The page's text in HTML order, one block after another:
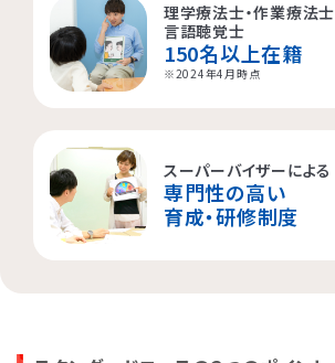
理学療法士・作業療法士
言語聴覚士
150名以上在籍
※2024年4月時点
スーパーバイザーによる
専門性の高い
育成・研修制度